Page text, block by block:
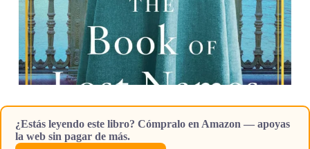
¿Estás leyendo este libro? Cómpralo en Amazon — apoyas
la web sin pagar de más.